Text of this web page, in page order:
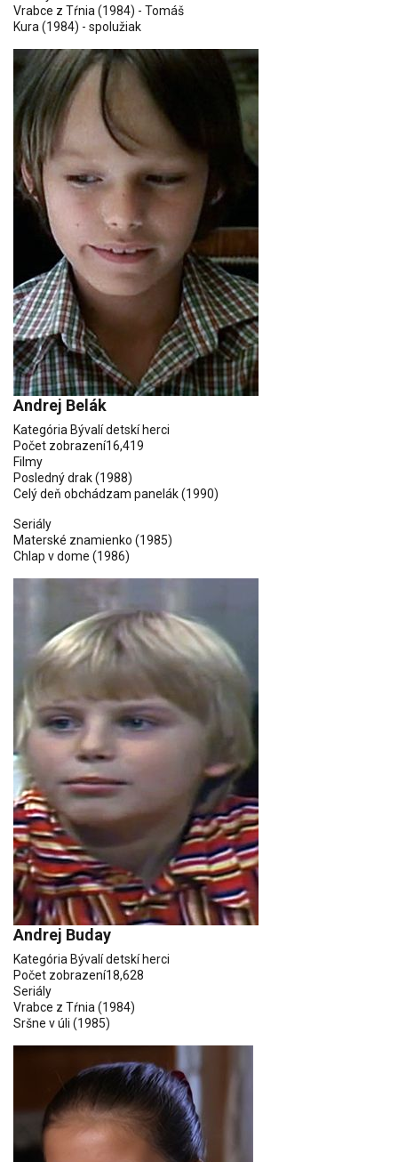
Vrabce z Tŕnia (1984) - Tomáš
Kura (1984) - spolužiak
Andrej Belák
Kategória Bývalí detskí herci
Počet zobrazení16,419
Filmy
Posledný drak(1988)
Celý deň obchádzam panelák(1990)
Seriály
Materské znamienko (1985)
Chlap v dome (1986)
Andrej Buday
Kategória Bývalí detskí herci
Počet zobrazení18,628
Seriály
Vrabce z Tŕnia (1984)
Sršne v úli (1985)